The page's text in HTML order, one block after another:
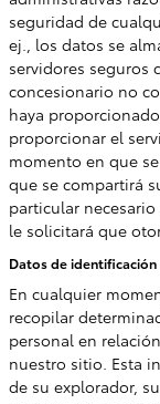
seguridad de
ej., los datos se
servidores seguros
concesionario no
haya
proporcionar el
momento en que
que se compartirá
particular
le solicitará que
Datos de
En cualquier
recopilar
personal en
nuestro sitio. Esta
de su explorador,